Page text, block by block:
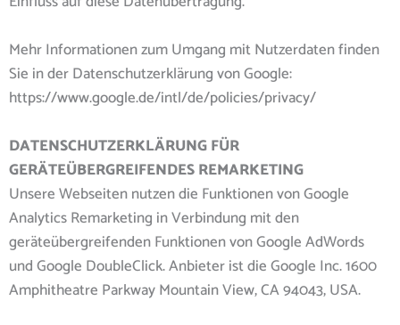
Mehr Informationen zum Umgang mit Nutzerdaten finden
Sie in der Datenschutzerklärung von Google:
https://www.google.de/intl/de/policies/privacy/
DATENSCHUTZERKLÄRUNG FÜR
GERÄTEÜBERGREIFENDES REMARKETING
Unsere Webseiten nutzen die Funktionen von Google
Analytics Remarketing in Verbindung mit den
geräteübergreifenden Funktionen von Google AdWords
und Google DoubleClick. Anbieter ist die Google Inc. 1600
Amphitheatre Parkway Mountain View, CA 94043, USA.